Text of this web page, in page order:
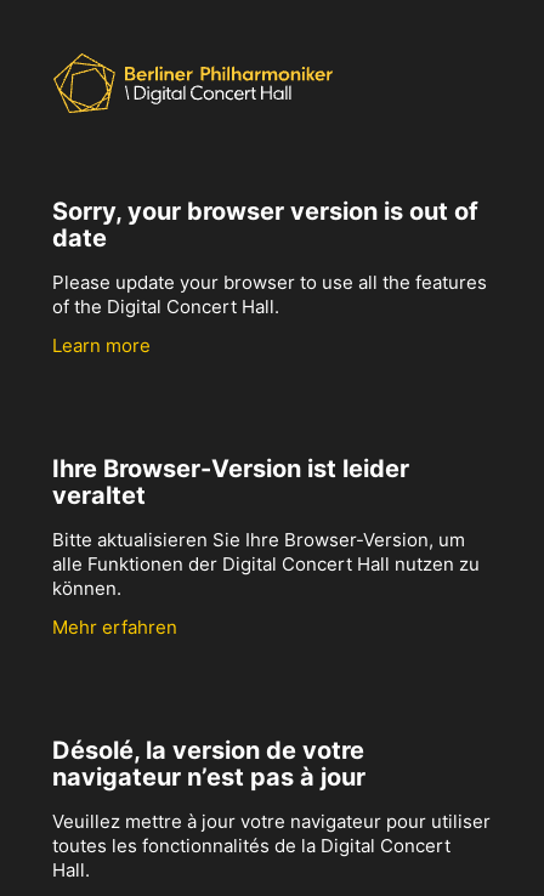
Sorry, your browser version is out of
date
Please update your browser to use all the features
of the Digital Concert Hall.
Learn more
Ihre Browser-Version ist leider
veraltet
Bitte aktualisieren Sie Ihre Browser-Version, um
alle Funktionen der Digital Concert Hall nutzen zu
können.
Mehr erfahren
Désolé, la version de votre
navigateur n’est pas à jour
Veuillez mettre à jour votre navigateur pour utiliser
toutes les fonctionnalités de la Digital Concert
Hall.